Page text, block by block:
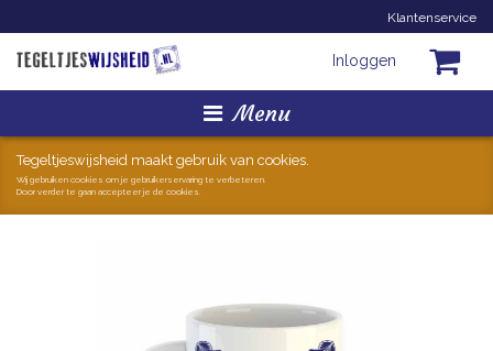
Klantenservice
Inloggen
Menu
Homepage
Tegeltjes
Hollandse Kunst
Tegeltjeswijsheid maakt gebruik van cookies.
Wij gebruiken cookies om je gebruikerservaring te verbeteren.
Door verder te gaan accepteer je de cookies.